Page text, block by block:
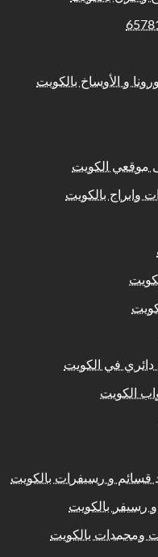
و الأوساخ بالكويت
موقعي الكويت
وابراج بالكويت
دائري في الكويت
الكويت
و رسيفرات بالكويت
رسيفر بالكويت
ومجمدات بالكويت